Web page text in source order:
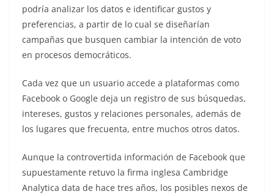
podría analizar los datos e identificar gustos y
preferencias, a partir de lo cual se diseñarían
campañas que busquen cambiar la intención de voto
en procesos democráticos.
Cada vez que un usuario accede a plataformas como
Facebook o Google deja un registro de sus búsquedas,
intereses, gustos y relaciones personales, además de
los lugares que frecuenta, entre muchos otros datos.
Aunque la controvertida información de Facebook que
supuestamente retuvo la firma inglesa Cambridge
Analytica data de hace tres años, los posibles nexos de